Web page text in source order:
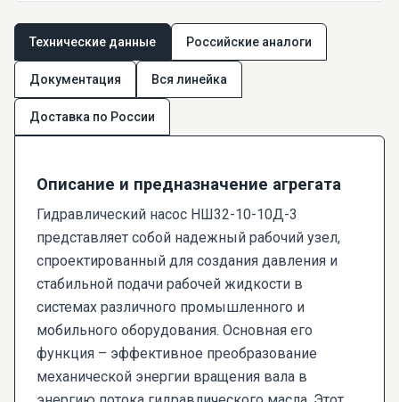
Технические данные Российские аналоги
Документация Вся линейка
Доставка по России
Описание и предназначение агрегата
Гидравлический насос НШ32-10-10Д-3
представляет собой надежный рабочий узел,
спроектированный для создания давления и
стабильной подачи рабочей жидкости в
системах различного промышленного и
мобильного оборудования. Основная его
функция – эффективное преобразование
механической энергии вращения вала в